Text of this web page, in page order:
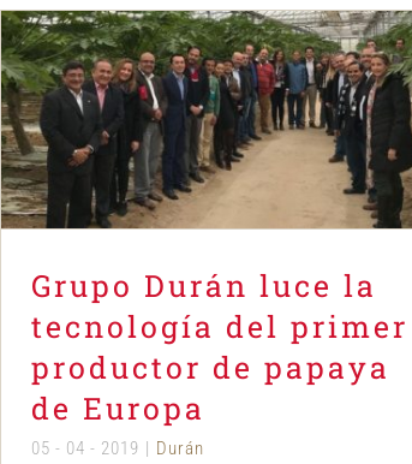
Grupo Durán luce la tecnología del
primer productor de papaya de
Europa
Durán
Grupo Durán luce la
tecnología del primer
productor de papaya
de Europa
05 - 04 - 2019 | Durán